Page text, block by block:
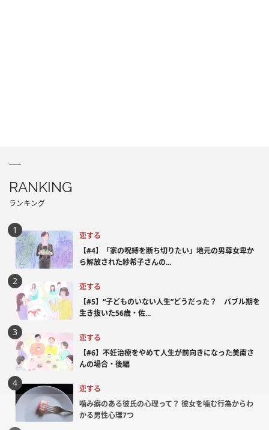
RANKING
ランキング
恋する
【#4】「家の呪縛を断ち切りたい」地元の男尊女卑か
ら解放された紗希子さんの...
恋する
【#5】“子どものいない人生”どうだった？ バブル期を
生き抜いた56歳・佐...
恋する
【#6】不妊治療をやめて人生が前向きになった美南さ
んの場合・後編
恋する
噛み癖のある彼氏の心理って？ 彼女を噛む行為からわ
かる男性心理7つ